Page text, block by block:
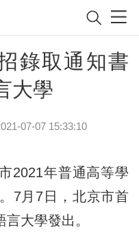
錄取通知書
大學
07-07 15:33:10
年普通高等學
7月7日，北京市首
大學發出。